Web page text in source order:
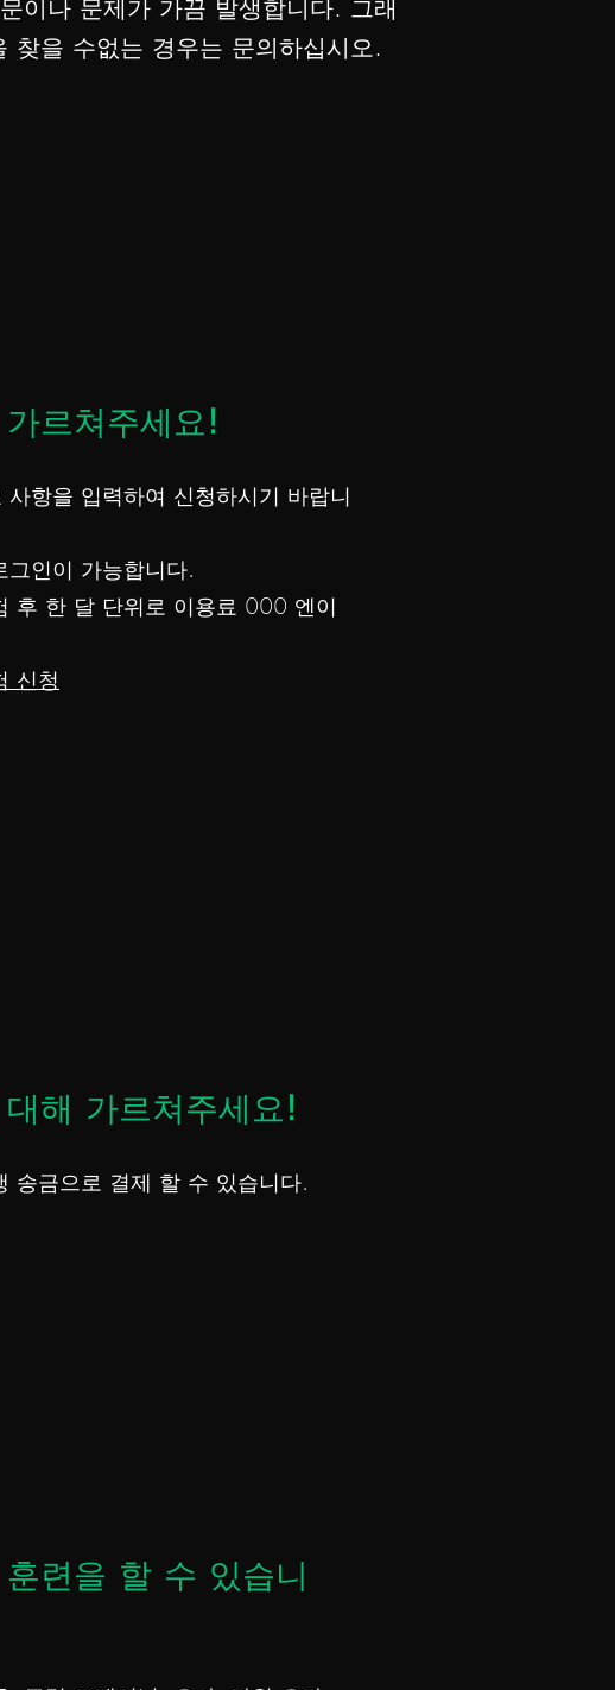
이나 문제가 가끔 발생합니다. 그래
을 수없는 경우는 문의하십시오.
르쳐주세요!
사항을 입력하여 신청하시기 바랍니
인이 가능합니다.
후 한 달 단위로 이용료 000 엔이
신청
해 가르쳐주세요!
송금으로 결제 할 수 있습니다.
련을 할 수 있습니